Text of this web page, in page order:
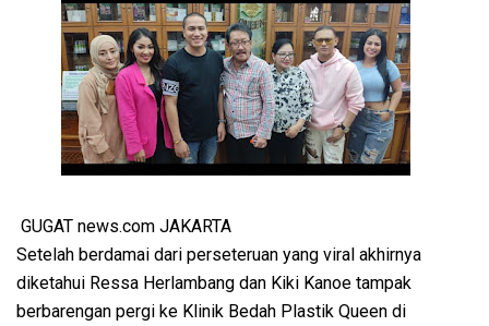
GUGAT news.com JAKARTA
Setelah berdamai dari perseteruan yang viral akhirnya
diketahui Ressa Herlambang dan Kiki Kanoe tampak
berbarengan pergi ke Klinik Bedah Plastik Queen di